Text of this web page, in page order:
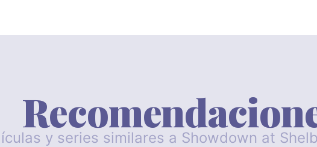
y series similares a Showdown at